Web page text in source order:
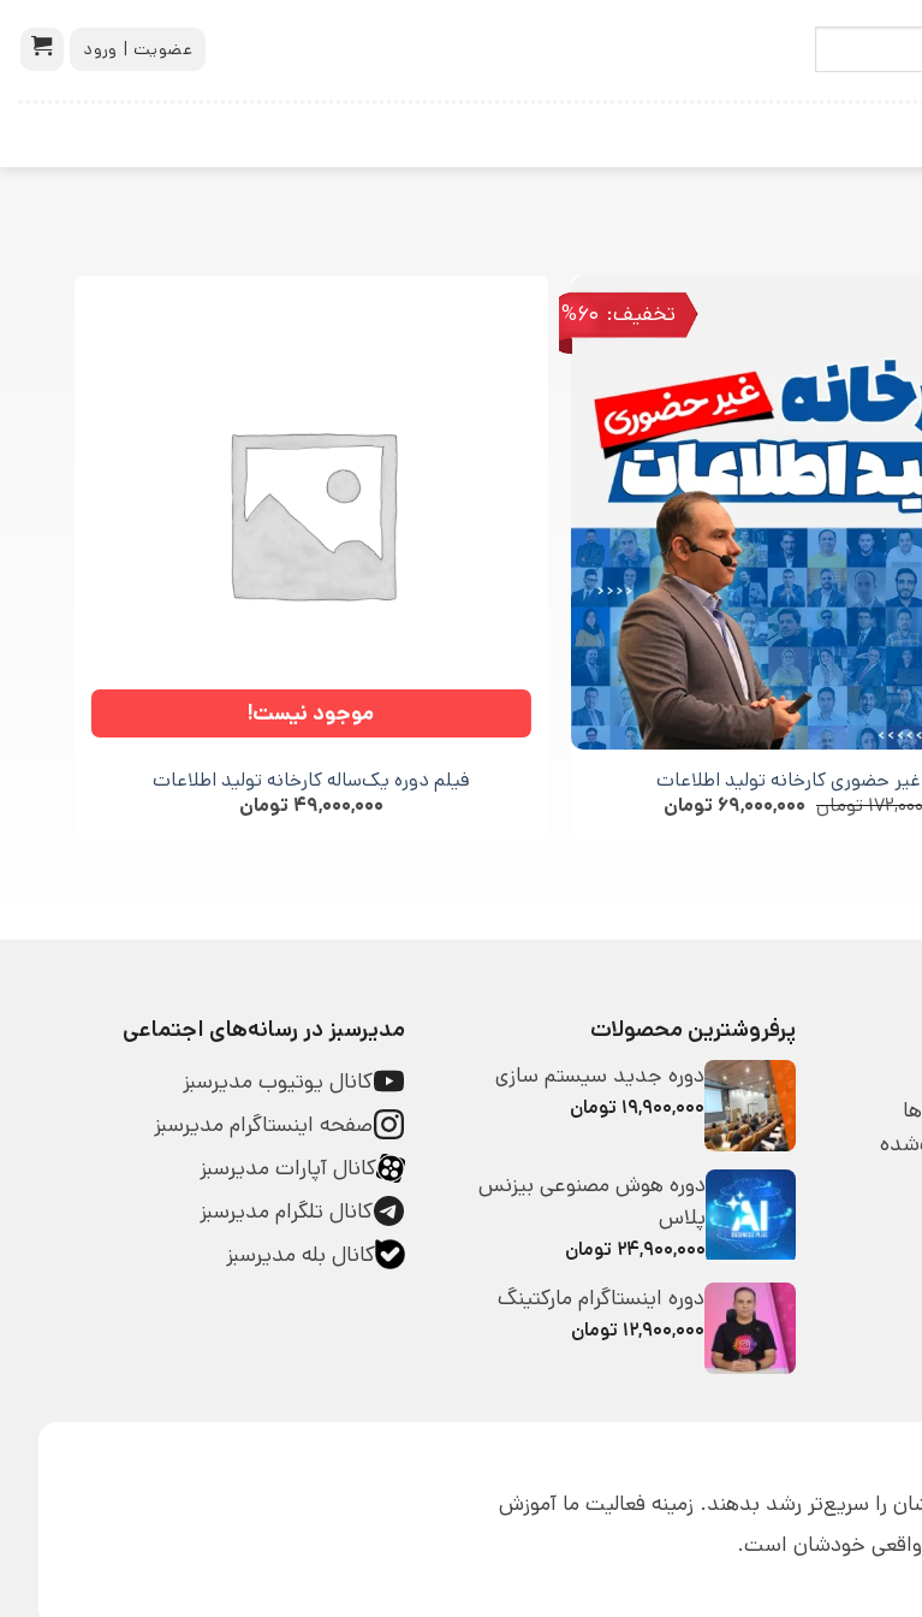
عضویت | ورود
تخفیف: 60%
حضوری کارخانه تولید اطلاعات
تومان ۶۹,۰۰۰,۰۰۰ تومان
موجود نیست!
فیلم دوره یک‌ساله کارخانه تولید اطلاعات
۴۹,۰۰۰,۰۰۰ تومان
پرفروشترین محصولات
دوره جدید سیستم سازی
۱۹,۹۰۰,۰۰۰ تومان
دوره هوش مصنوعی بیزنس
پلاس
۲۴,۹۰۰,۰۰۰ تومان
دوره اینستاگرام مارکتینگ
۱۲,۹۰۰,۰۰۰ تومان
مدیرسبز در رسانه‌های اجتماعی
کانال یوتیوب مدیرسبز
صفحه اینستاگرام مدیرسبز
کانال آپارات مدیرسبز
کانال تلگرام مدیرسبز
کانال بله مدیرسبز
کسب‌و‌کارشان را سریع‌تر رشد بدهند. زمینه فعالیت ما آموزش
واقعی خودشان است.